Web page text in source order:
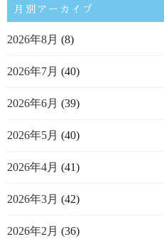
月別アーカイブ
2026年8月 (8)
2026年7月 (40)
2026年6月 (39)
2026年5月 (40)
2026年4月 (41)
2026年3月 (42)
2026年2月 (36)